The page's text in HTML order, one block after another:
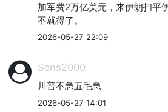
加军费2万亿美元，来伊朗扫平
不就得了。
2026-05-27 22:09
Sans2000
川普不急五毛急
2026-05-27 14:01